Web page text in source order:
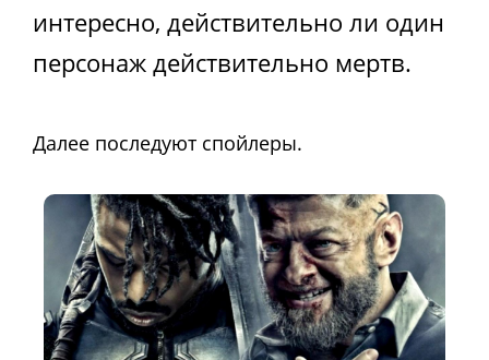
интересно, действительно ли один
персонаж действительно мертв.
Далее последуют спойлеры.